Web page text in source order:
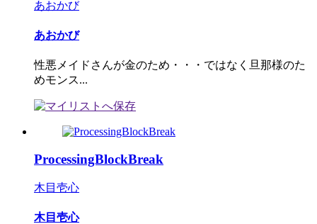
あおかび
あおかび
性悪メイドさんが金のため・・・ではなく旦那様のた
めモンス...
ProcessingBlockBreak
木目壱心
木目壱心